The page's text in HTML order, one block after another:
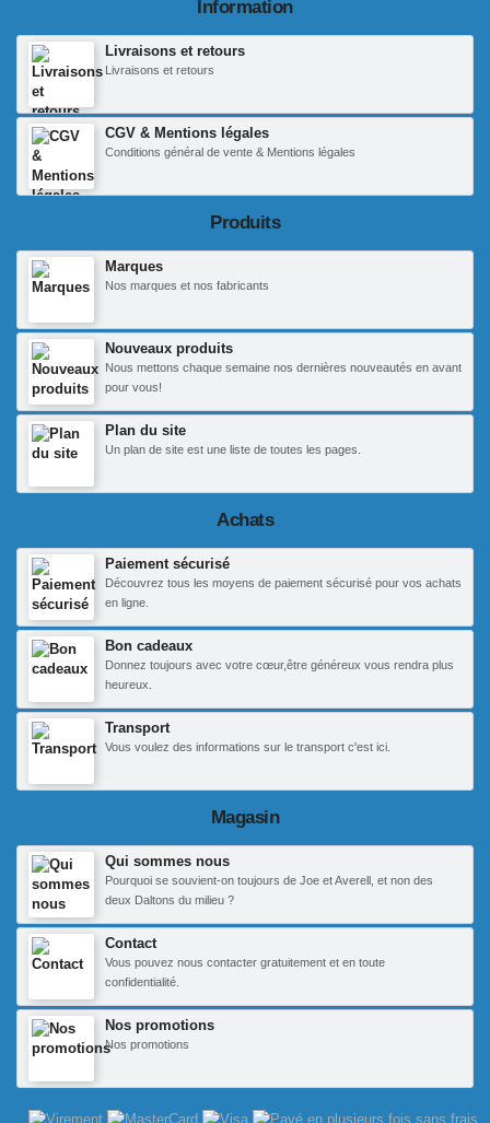
Information
Livraisons et retours
Livraisons et retours
CGV & Mentions légales
Conditions général de vente & Mentions légales
Produits
Marques
Nos marques et nos fabricants
Nouveaux produits
Nous mettons chaque semaine nos dernières nouveautés en avant
pour vous!
Plan du site
Un plan de site est une liste de toutes les pages.
Achats
Paiement sécurisé
Découvrez tous les moyens de paiement sécurisé pour vos achats
en ligne.
Bon cadeaux
Donnez toujours avec votre cœur,être généreux vous rendra plus
heureux.
Transport
Vous voulez des informations sur le transport c'est ici.
Magasin
Qui sommes nous
Pourquoi se souvient-on toujours de Joe et Averell, et non des
deux Daltons du milieu ?
Contact
Vous pouvez nous contacter gratuitement et en toute
confidentialité.
Nos promotions
Nos promotions